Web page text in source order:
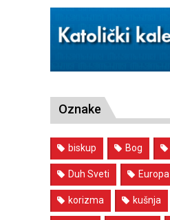
Oznake
biskup Bog
Duh Sveti Europa
korizma kušnja